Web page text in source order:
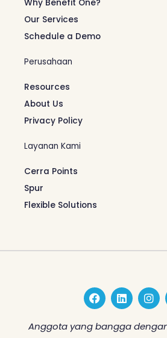
Why Benefit One?
Our Services
Schedule a Demo
Perusahaan
Resources
About Us
Privacy Policy
Layanan Kami
Cerra Points
Spur
Flexible Solutions
F
a
c
e
L
i
n
k
I
n
s
t
Anggota yang bangga